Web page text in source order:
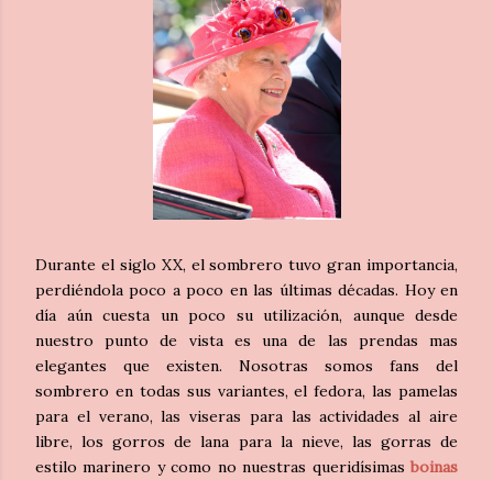
Durante el siglo XX, el sombrero tuvo gran importancia,
perdiéndola poco a poco en las últimas décadas. Hoy en
día aún cuesta un poco su utilización, aunque desde
nuestro punto de vista es una de las prendas mas
elegantes que existen. Nosotras somos fans del
sombrero en todas sus variantes, el fedora, las pamelas
para el verano, las viseras para las actividades al aire
libre, los gorros de lana para la nieve, las gorras de
estilo marinero y como no nuestras queridísimas boinas